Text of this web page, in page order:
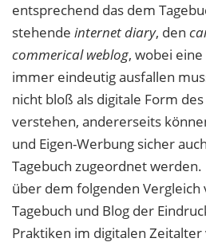
entsprechend das dem
stehende internet diary, den
commerical weblog, wobei
immer eindeutig ausfallen
nicht bloß als digitale Form des
verstehen, andererseits
und Eigen-Werbung sicher
Tagebuch zugeordnet
über dem folgenden Vergleich
Tagebuch und Blog der
Praktiken im digitalen Zeitalter